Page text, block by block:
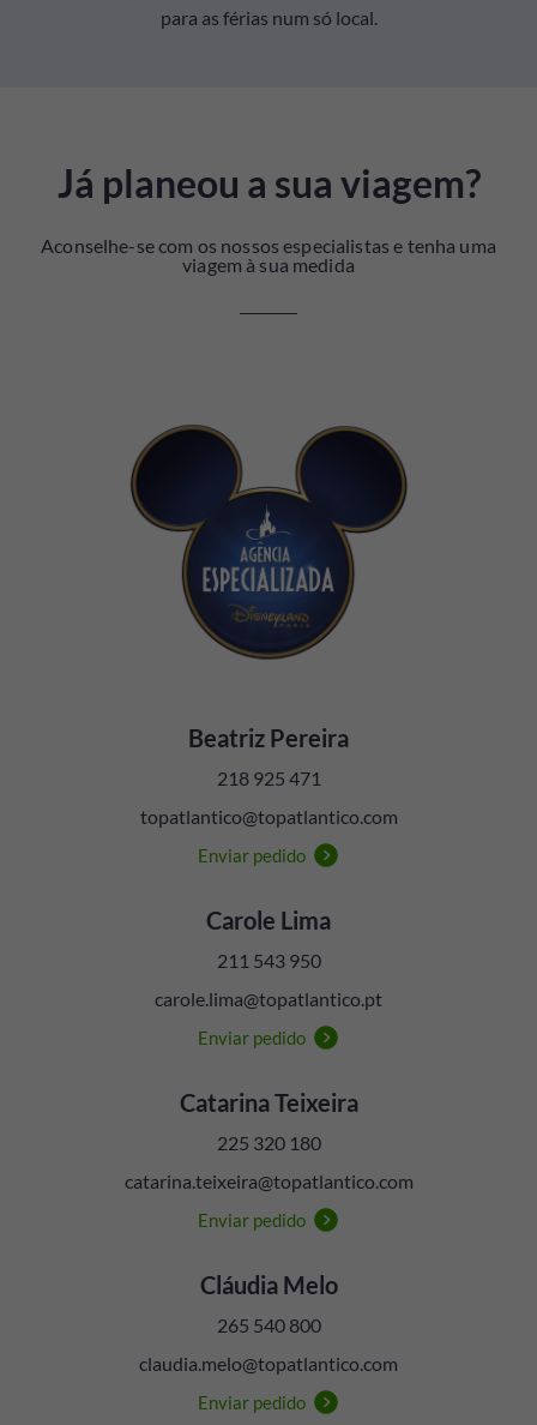
para as férias num só local.
Já planeou a sua viagem?
Aconselhe-se com os nossos especialistas e tenha uma
viagem à sua medida
Beatriz Pereira
218 925 471
topatlantico@topatlantico.com
Enviar pedido
Carole Lima
211 543 950
carole.lima@topatlantico.pt
Enviar pedido
Catarina Teixeira
225 320 180
catarina.teixeira@topatlantico.com
Enviar pedido
Cláudia Melo
265 540 800
claudia.melo@topatlantico.com
Enviar pedido